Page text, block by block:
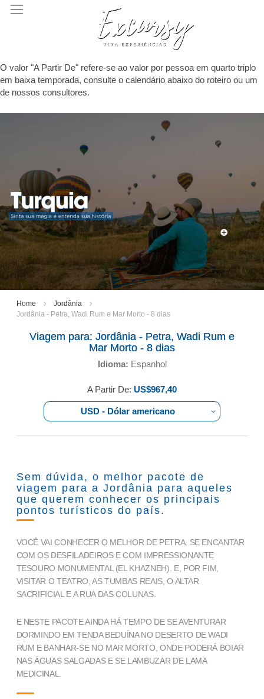
O valor "A Partir De" refere-se ao valor por pessoa em quarto triplo
em baixa temporada, consulte o calendário abaixo do roteiro ou um
de nossos consultores.
Home
Jordânia
Jordânia - Petra, Wadi Rum e Mar Morto - 8 dias
Viagem para: Jordânia - Petra, Wadi Rum e
Mar Morto - 8 dias
Idioma: Espanhol
A Partir De: US$967,40
USD - Dólar americano
Sem dúvida, o melhor pacote de
viagem para a Jordânia para aqueles
que querem conhecer os principais
pontos turísticos do país.
VOCÊ VAI CONHECER O MELHOR DE PETRA. SE ENCANTAR
COM OS DESFILADEIROS E COM IMPRESSIONANTE
TESOURO MONUMENTAL (EL KHAZNEH). E, POR FIM,
VISITAR O TEATRO, AS TUMBAS REAIS, O ALTAR
SACRIFICIAL E A RUA DAS COLUNAS.
E NESTE PACOTE AINDA HÁ TEMPO DE SE AVENTURAR
DORMINDO EM TENDA BEDUÍNA NO DESERTO DE WADI
RUM E BANHAR-SE NO MAR MORTO, ONDE PODERÁ BOIAR
NAS ÁGUAS SALGADAS E SE LAMBUZAR DE LAMA
MEDICINAL.